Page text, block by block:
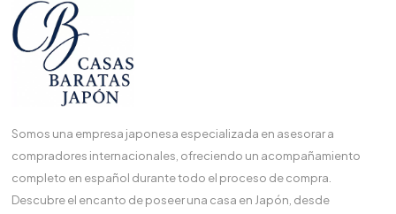
Somos una empresa japonesa especializada en asesorar a
compradores internacionales, ofreciendo un acompañamiento
completo en español durante todo el proceso de compra.
Descubre el encanto de poseer una casa en Japón, desde